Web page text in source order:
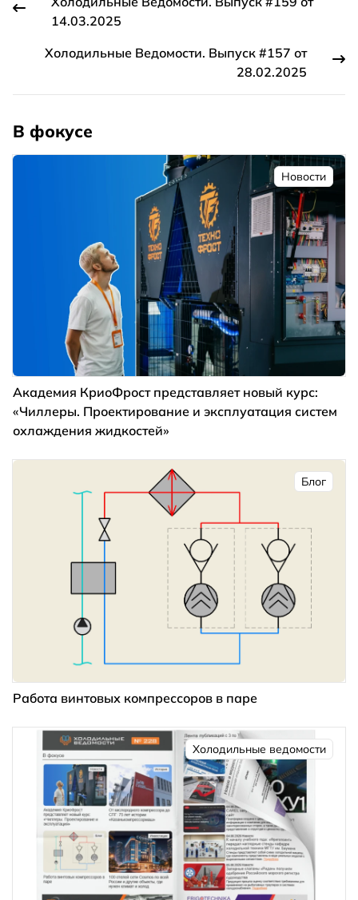
14.03.2025
Холодильные Ведомости. Выпуск #157 от
28.02.2025
В фокусе
Новости
Академия КриоФрост представляет новый курс:
«Чиллеры. Проектирование и эксплуатация систем
охлаждения жидкостей»
Блог
Работа винтовых компрессоров в паре
Холодильные ведомости